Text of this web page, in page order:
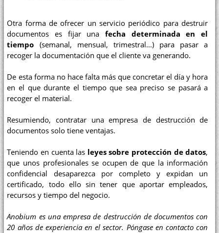
Otra forma de ofrecer un servicio periódico para destruir
documentos es fijar una fecha determinada en el
tiempo (semanal, mensual, trimestral...) para pasar a
recoger la documentación que el cliente va generando.
De esta forma no hace falta más que concretar el día y hora
en el que durante el tiempo que sea preciso se pasará a
recoger el material.
Resumiendo, contratar una empresa de destrucción de
documentos solo tiene ventajas.
Teniendo en cuenta las leyes sobre protección de datos,
que unos profesionales se ocupen de que la información
confidencial desaparezca por completo y expidan un
certificado, todo ello sin tener que aportar empleados,
recursos y tiempo del negocio.
Anobium es una empresa de destrucción de documentos con
20 años de experiencia en el sector. Póngase en contacto con